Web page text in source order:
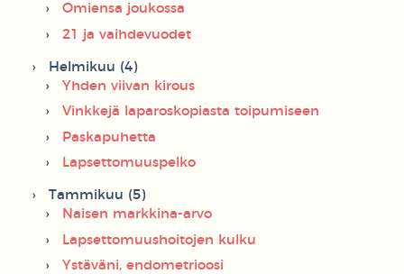
Omiensa joukossa
21 ja vaihdevuodet
Helmikuu (4)
Yhden viivan kirous
Vinkkejä laparoskopiasta toipumiseen
Paskapuhetta
Lapsettomuuspelko
Tammikuu (5)
Naisen markkina-arvo
Lapsettomuushoitojen kulku
Ystäväni, endometrioosi